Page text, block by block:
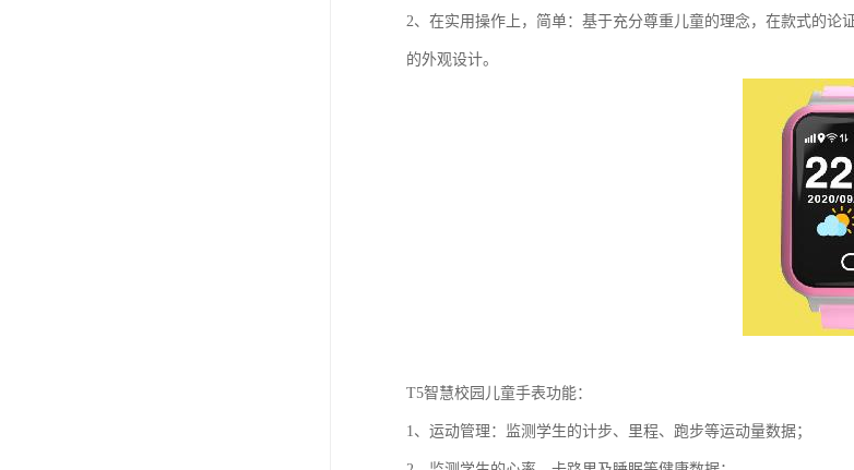
2、在实用操作上，简单：基于充分尊重儿童的理念，在款式的论
的外观设计。
T5智慧校园儿童手表功能：
1、运动管理：监测学生的计步、里程、跑步等运动量数据；